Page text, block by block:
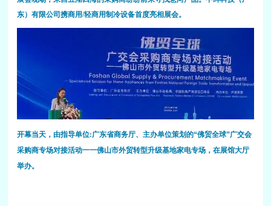
东）有限公司携商用/轻商用制冷设备首度亮相展会。
开幕当天，由指导单位:广东省商务厅、主办单位策划的“佛贸全球”广交会
采购商专场对接活动一一佛山市外贸转型升级基地家电专场，在展馆大厅
举办。